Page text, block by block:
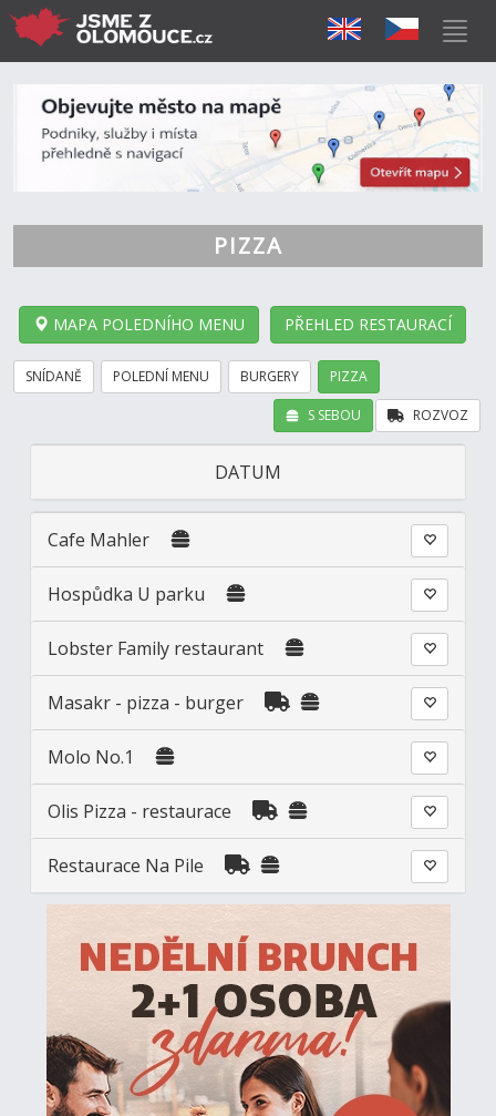
PIZZA
MAPA POLEDNÍHO MENU PŘEHLED RESTAURACÍ
SNÍDANĚ POLEDNÍ MENU BURGERY PIZZA
ROZVOZ
S SEBOU
DATUM
Cafe Mahler
Hospůdka U parku
Lobster Family restaurant
Masakr - pizza - burger
Molo No.1
Olis Pizza - restaurace
Restaurace Na Pile